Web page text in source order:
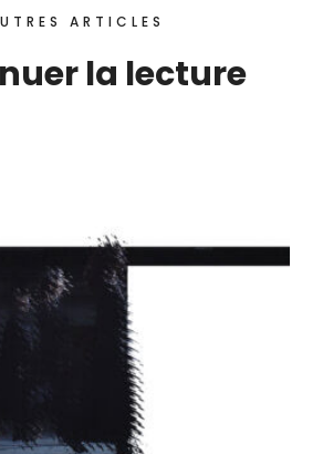
ARTICLES
la lecture